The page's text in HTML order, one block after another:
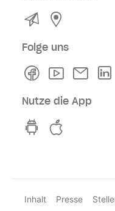
Kontakt
Folge uns
FacebookYoutube
Nutze die App
hvv switch
Inhalt Presse